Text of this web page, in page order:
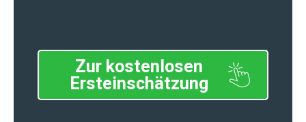
Zur kostenlosen
Ersteinschätzung